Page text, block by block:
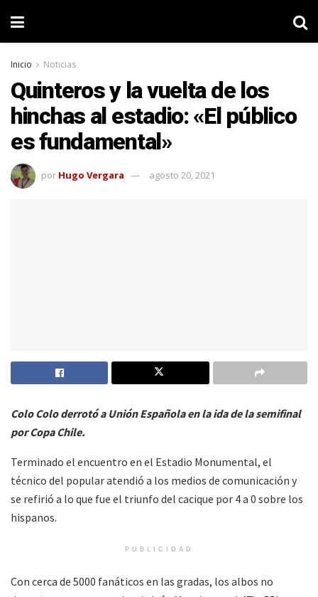
Inicio Noticias
Quinteros y la vuelta de los
hinchas al estadio: «El público
es fundamental»
por Hugo Vergara agosto 20, 2021
Colo Colo derrotó a Unión Española en la ida de la semifinal
por Copa Chile.
Terminado el encuentro en el Estadio Monumental, el
técnico del popular atendió a los medios de comunicación y
se refirió a lo que fue el triunfo del cacique por 4 a 0 sobre los
hispanos.
PUBLICIDAD
Con cerca de 5000 fanáticos en las gradas, los albos no